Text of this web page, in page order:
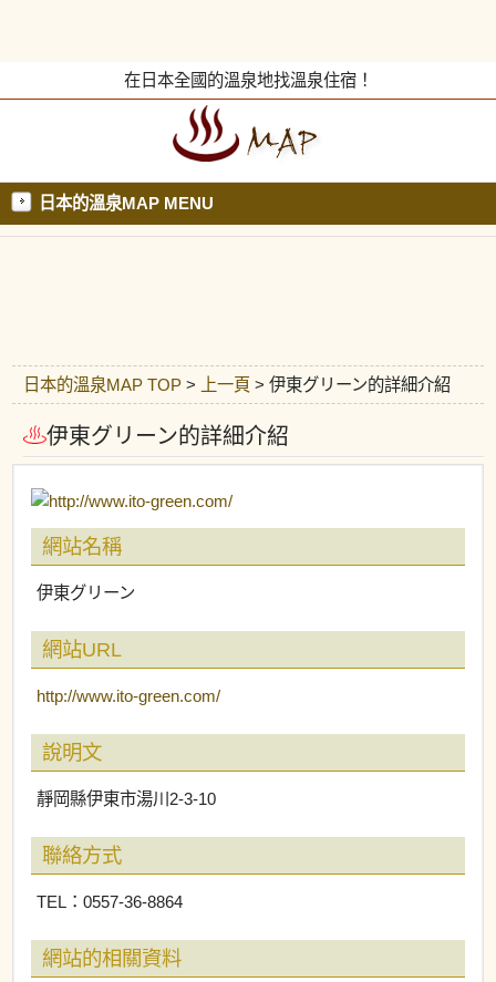
在日本全國的溫泉地找溫泉住宿！
日本的溫泉MAP MENU
日本的溫泉MAP TOP > 上一頁 > 伊東グリーン的詳細介紹
伊東グリーン的詳細介紹
網站名稱
伊東グリーン
網站URL
http://www.ito-green.com/
說明文
靜岡縣伊東市湯川2-3-10
聯絡方式
TEL：0557-36-8864
網站的相關資料